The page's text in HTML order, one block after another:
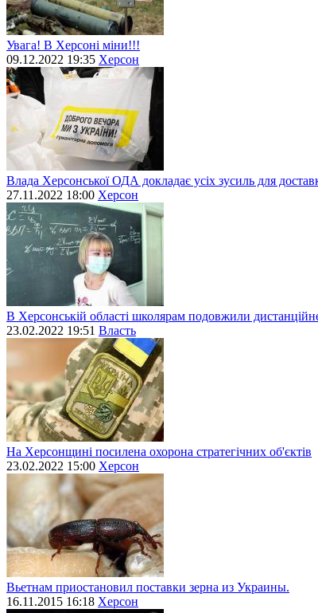
Увага! В Херсоні міни!!!
09.12.2022 19:35 Херсон
Влада Херсонської ОДА докладає усіх зусиль для
27.11.2022 18:00 Херсон
В Херсонській області школярам подовжили
23.02.2022 19:51 Власть
На Херсонщині посилена охорона стратегічних об'єктів
23.02.2022 15:00 Херсон
Вьетнам приостановил поставки зерна из Украины.
16.11.2015 16:18 Херсон